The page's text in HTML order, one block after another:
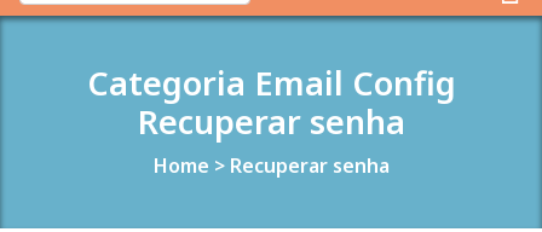
Categoria Email Config
Recuperar senha
Home > Recuperar senha